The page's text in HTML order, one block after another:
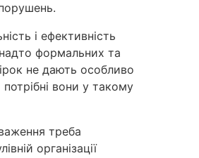
і ефективність
формальних та
не дають особливо
вони у такому
треба
організації